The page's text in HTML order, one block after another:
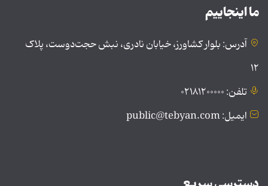
ما اینجاییم
آدرس: بلوار کشاورز، خیابان نادری، نبش حجت‌دوست، پلاک
۱۲
تلفن: ۰۲۱۸۱۲۰۰۰۰۰
ایمیل: public@tebyan.com